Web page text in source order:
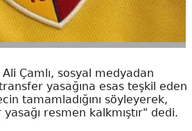
Çamlı, sosyal medyadan
yasağına esas teşkil eden
tamamladığını söyleyerek,
resmen kalkmıştır" dedi.